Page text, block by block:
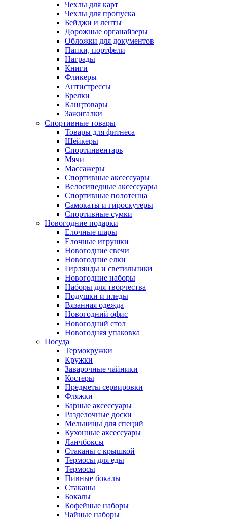
Чехлы для карт
Чехлы для пропуска
Бейджи и ленты
Дорожные органайзеры
Обложки для документов
Папки, портфели
Награды
Книги
Фликеры
Антистрессы
Брелки
Канцтовары
Зажигалки
Спортивные товары
Товары для фитнеса
Шейкеры
Спортинвентарь
Мячи
Массажеры
Спортивные аксессуары
Велосипедные аксессуары
Спортивные полотенца
Самокаты и гироскутеры
Спортивные сумки
Новогодние подарки
Елочные шары
Елочные игрушки
Новогодние свечи
Новогодние елки
Гирлянды и светильники
Новогодние наборы
Наборы для творчества
Подушки и пледы
Вязанная одежда
Новогодний офис
Новогодний стол
Новогодняя упаковка
Посуда
Термокружки
Кружки
Заварочные чайники
Костеры
Предметы сервировки
Фляжки
Барные аксессуары
Разделочные доски
Мельницы для специй
Кухонные аксессуары
Ланчбоксы
Стаканы с крышкой
Термосы для еды
Термосы
Пивные бокалы
Стаканы
Бокалы
Кофейные наборы
Чайные наборы